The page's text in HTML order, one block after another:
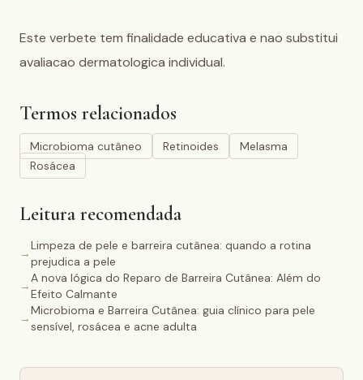
Este verbete tem finalidade educativa e nao substitui
avaliacao dermatologica individual.
Termos relacionados
Microbioma cutâneo Retinoides
Melasma
Rosácea
Leitura recomendada
→
Limpeza de pele e barreira cutânea: quando a rotina
prejudica a pele
→
A nova lógica do Reparo de Barreira Cutânea: Além do
Efeito Calmante
→
Microbioma e Barreira Cutânea: guia clínico para pele
sensível, rosácea e acne adulta